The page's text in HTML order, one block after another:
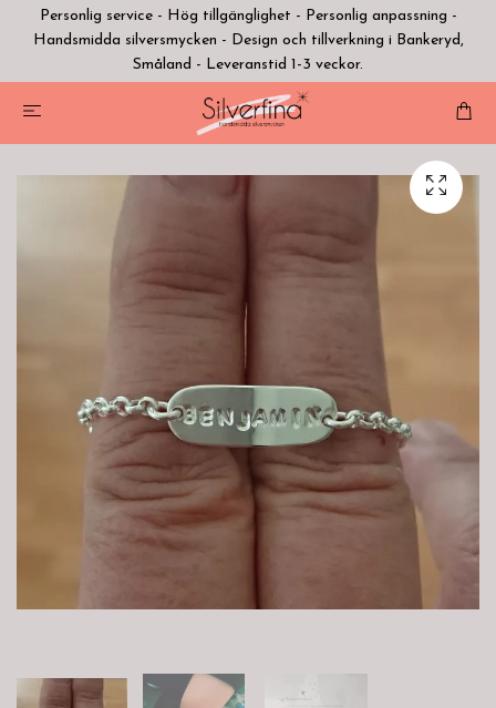
Personlig service - Hög tillgänglighet - Personlig anpassning -
Handsmidda silversmycken - Design och tillverkning i Bankeryd,
Småland - Leveranstid 1-3 veckor.